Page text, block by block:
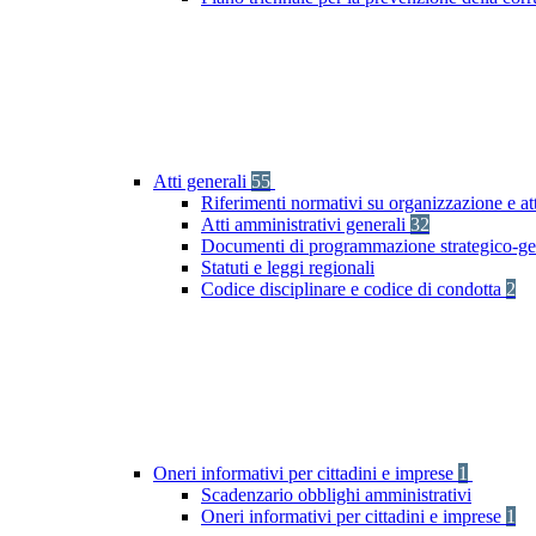
Atti generali 55
Riferimenti normativi su organizzazione e
Atti amministrativi generali 32
Documenti di programmazione strategico-
Statuti e leggi regionali
Codice disciplinare e codice di condotta 2
Oneri informativi per cittadini e imprese 1
Scadenzario obblighi amministrativi
Oneri informativi per cittadini e imprese 1